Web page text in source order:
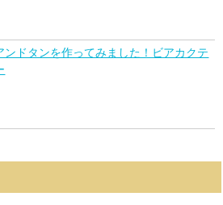
ンドタンを作ってみました！ビアカクテ